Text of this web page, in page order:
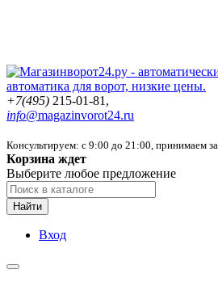
+7(495) 215-01-81,
info@magazinvorot24.ru
Консультируем: с 9:00 до 21:00, принимаем
Корзина ждет
Выберите любое предложение
Найти
Вход